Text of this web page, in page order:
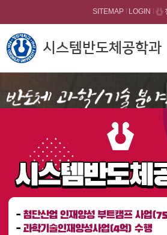
본문 바로가기
시스템반도체공학과
SITEMAP LOGIN
Department of system
공지사항